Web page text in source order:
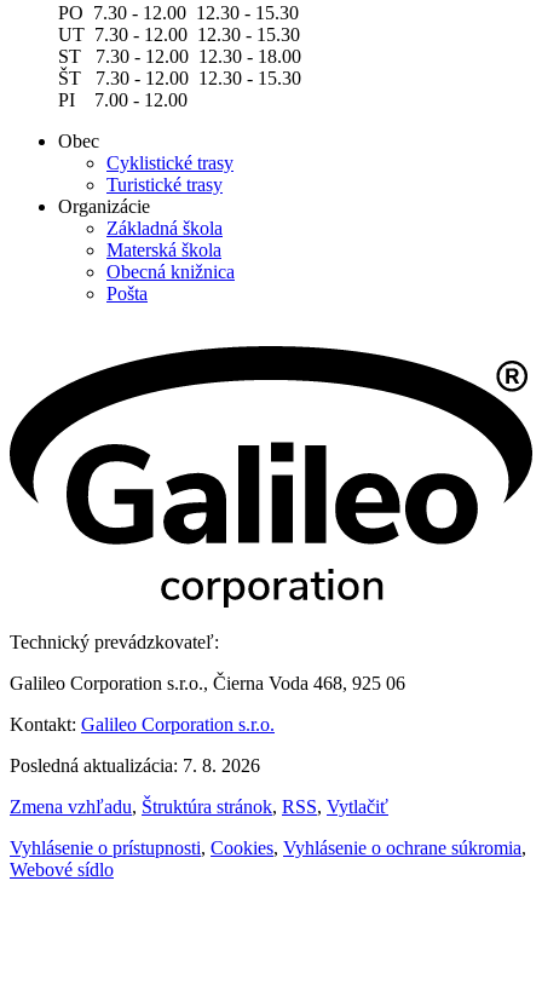
PO 7.30 - 12.00 12.30 - 15.30
UT 7.30 - 12.00 12.30 - 15.30
ST 7.30 - 12.00 12.30 - 18.00
ŠT 7.30 - 12.00 12.30 - 15.30
PI 7.00 - 12.00
Obec
Cyklistické trasy
Turistické trasy
Organizácie
Základná škola
Materská škola
Obecná knižnica
Pošta
Technický prevádzkovateľ:
Galileo Corporation s.r.o., Čierna Voda 468, 925 06
Kontakt: Galileo Corporation s.r.o.
Posledná aktualizácia: 7. 8. 2026
Zmena vzhľadu, Štruktúra stránok, RSS, Vytlačiť
Vyhlásenie o prístupnosti, Cookies, Vyhlásenie o ochrane súkromia,
Webové sídlo